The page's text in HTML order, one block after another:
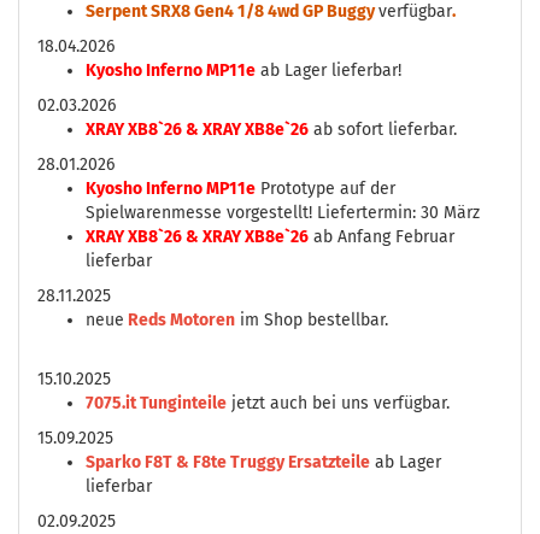
Serpent SRX8 Gen4 1/8 4wd GP Buggyverfügbar.
18.04.2026
Kyosho Inferno MP11e ab Lager lieferbar!
02.03.2026
XRAY XB8`26 & XRAY XB8e`26 ab sofort lieferbar.
28.01.2026
Kyosho Inferno MP11e Prototype auf der
Spielwarenmesse vorgestellt! Liefertermin: 30 März
XRAY XB8`26 & XRAY XB8e`26 ab Anfang Februar
lieferbar
28.11.2025
neue Reds Motoren im Shop bestellbar.
15.10.2025
7075.it Tunginteile jetzt auch bei uns verfügbar.
15.09.2025
Sparko F8T & F8te Truggy Ersatzteile ab Lager
lieferbar
02.09.2025